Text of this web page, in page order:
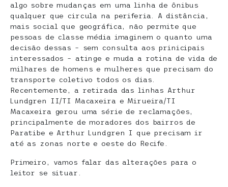
algo sobre mudanças em uma linha de ônibus
qualquer que circula na periferia. A distância,
mais social que geográfica, não permite que
pessoas de classe média imaginem o quanto uma
decisão dessas – sem consulta aos prinicipais
interessados – atinge e muda a rotina de vida de
milhares de homens e mulheres que precisam do
transporte coletivo todos os dias.
Recentemente, a retirada das linhas Arthur
Lundgren II/TI Macaxeira e Mirueira/TI
Macaxeira gerou uma série de reclamações,
principalmente de moradores dos bairros de
Paratibe e Arthur Lundgren I que precisam ir
até as zonas norte e oeste do Recife.
Primeiro, vamos falar das alterações para o
leitor se situar.